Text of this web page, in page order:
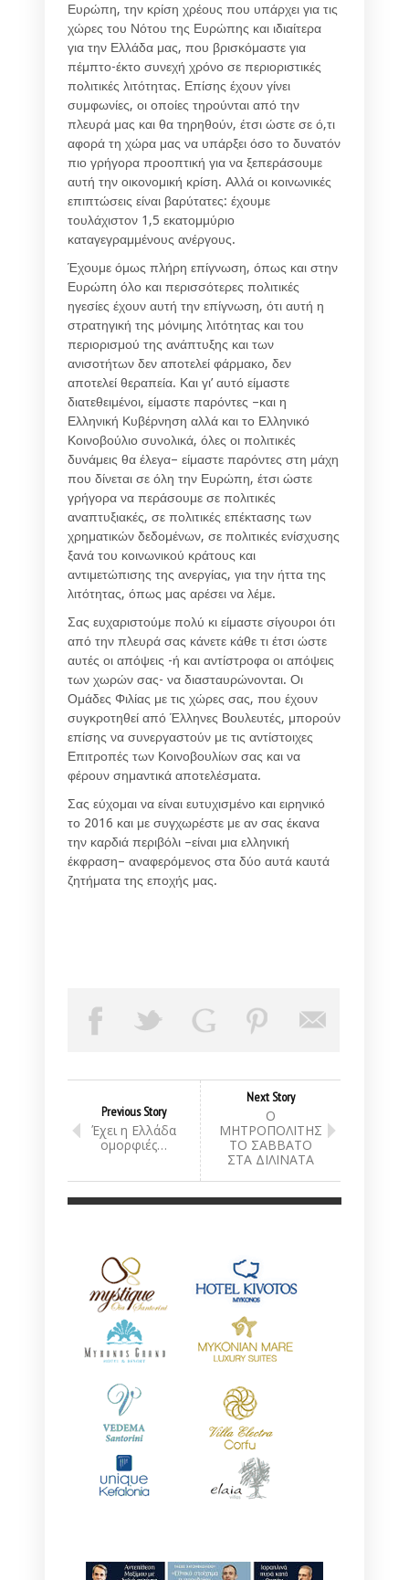
Ευρώπη, την κρίση χρέους που υπάρχει για τις
χώρες του Νότου της Ευρώπης και ιδιαίτερα
για την Ελλάδα μας, που βρισκόμαστε για
πέμπτο-έκτο συνεχή χρόνο σε περιοριστικές
πολιτικές λιτότητας. Επίσης έχουν γίνει
συμφωνίες, οι οποίες τηρούνται από την
πλευρά μας και θα τηρηθούν, έτσι ώστε σε ό,τι
αφορά τη χώρα μας να υπάρξει όσο το δυνατόν
πιο γρήγορα προοπτική για να ξεπεράσουμε
αυτή την οικονομική κρίση. Αλλά οι κοινωνικές
επιπτώσεις είναι βαρύτατες: έχουμε
τουλάχιστον 1,5 εκατομμύριο
καταγεγραμμένους ανέργους.
Έχουμε όμως πλήρη επίγνωση, όπως και στην
Ευρώπη όλο και περισσότερες πολιτικές
ηγεσίες έχουν αυτή την επίγνωση, ότι αυτή η
στρατηγική της μόνιμης λιτότητας και του
περιορισμού της ανάπτυξης και των
ανισοτήτων δεν αποτελεί φάρμακο, δεν
αποτελεί θεραπεία. Και γι’ αυτό είμαστε
διατεθειμένοι, είμαστε παρόντες –και η
Ελληνική Κυβέρνηση αλλά και το Ελληνικό
Κοινοβούλιο συνολικά, όλες οι πολιτικές
δυνάμεις θα έλεγα– είμαστε παρόντες στη μάχη
που δίνεται σε όλη την Ευρώπη, έτσι ώστε
γρήγορα να περάσουμε σε πολιτικές
αναπτυξιακές, σε πολιτικές επέκτασης των
χρηματικών δεδομένων, σε πολιτικές ενίσχυσης
ξανά του κοινωνικού κράτους και
αντιμετώπισης της ανεργίας, για την ήττα της
λιτότητας, όπως μας αρέσει να λέμε.
Σας ευχαριστούμε πολύ κι είμαστε σίγουροι ότι
από την πλευρά σας κάνετε κάθε τι έτσι ώστε
αυτές οι απόψεις -ή και αντίστροφα οι απόψεις
των χωρών σας- να διασταυρώνονται. Οι
Ομάδες Φιλίας με τις χώρες σας, που έχουν
συγκροτηθεί από Έλληνες Βουλευτές, μπορούν
επίσης να συνεργαστούν με τις αντίστοιχες
Επιτροπές των Κοινοβουλίων σας και να
φέρουν σημαντικά αποτελέσματα.
Σας εύχομαι να είναι ευτυχισμένο και ειρηνικό
το 2016 και με συγχωρέστε με αν σας έκανα
την καρδιά περιβόλι –είναι μια ελληνική
έκφραση– αναφερόμενος στα δύο αυτά καυτά
ζητήματα της εποχής μας.
Previous Story
Έχει η Ελλάδα
ομορφιές…
Next Story
Ο
ΜΗΤΡΟΠΟΛΙΤΗΣ
ΤΟ ΣΑΒΒΑΤΟ
ΣΤΑ ΔΙΛΙΝΑΤΑ